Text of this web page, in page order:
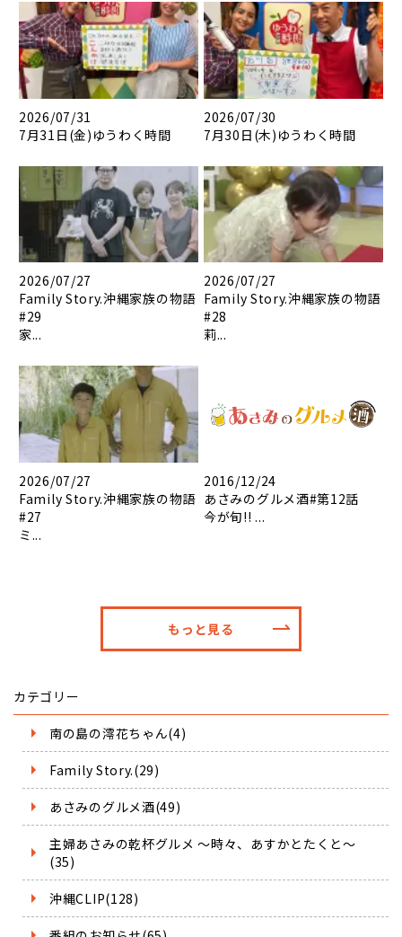
2026/07/31
7月31日(金)ゆうわく時間
2026/07/30
7月30日(木)ゆうわく時間
2026/07/27
Family Story.沖縄家族の物語
#29
家...
2026/07/27
Family Story.沖縄家族の物語
#28
莉...
2026/07/27
Family Story.沖縄家族の物語
#27
ミ...
2016/12/24
あさみのグルメ酒#第12話
今が旬!! ...
もっと見る
カテゴリー
南の島の澪花ちゃん(4)
Family Story.(29)
あさみのグルメ酒(49)
主婦あさみの乾杯グルメ ～時々、あすかとたくと～
(35)
沖縄CLIP(128)